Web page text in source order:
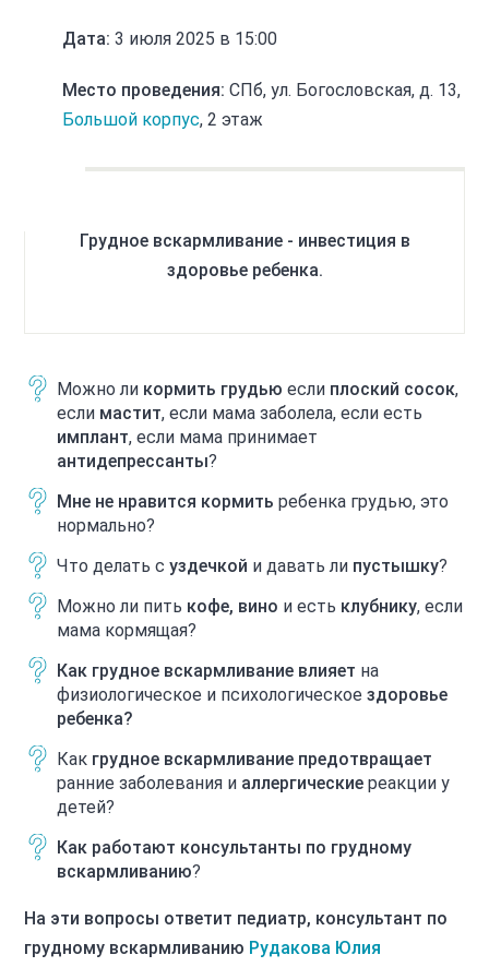
Дата: 3 июля 2025 в 15:00
Место проведения: СПб, ул. Богословская, д. 13,
Большой корпус, 2 этаж
Грудное вскармливание - инвестиция в
здоровье ребенка.
Можно ли кормить грудью если плоский сосок,
если мастит, если мама заболела, если есть
имплант, если мама принимает
антидепрессанты?
Мне не нравится кормить ребенка грудью, это
нормально?
Что делать суздечкой и давать ли пустышку?
Можно ли пить кофе, вино и есть клубнику, если
мама кормящая?
Как грудное вскармливание влияет на
физиологическое и психологическоездоровье
ребенка?
Как грудное вскармливание предотвращает
ранние заболевания и аллергическиереакции у
детей?
Как работают консультанты по грудному
вскармливанию?
На эти вопросы ответит педиатр, консультант по
грудному вскармливанию Рудакова Юлия